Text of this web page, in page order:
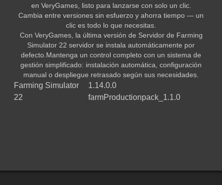
en VeryGames, listo para lanzarse con solo un clic.
Cambia entre versiones sin esfuerzo y ahorra tiempo — un
clic es todo lo que necesitas.
Con VeryGames, la última versión de Servidor de Farming
Simulator 22 servidor se instala automáticamente por
defecto.Mantenga un control completo con un sistema de
gestión simplificado: instalación automática, configuración
manual o despliegue retrasado según sus necesidades.
Farming Simulator
22
1.14.0.0
farmProductionpack_1.1.0